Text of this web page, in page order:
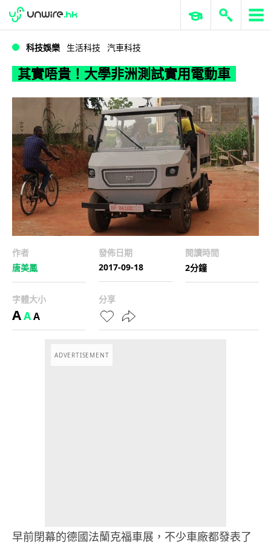
其實唔貴！大學非洲測試實用電動車
WWDC 2026 ERP 與商業 AI
科技娛樂 生活科技 汽車科技
其實唔貴！大學非洲測試實用電動車
作者
唐美鳳
發佈日期
2017-09-18
閱讀時間
2分鐘
字體大小
AAA
分享
ADVERTISEMENT
早前閉幕的德國法蘭克福車展，不少車廠都發表了